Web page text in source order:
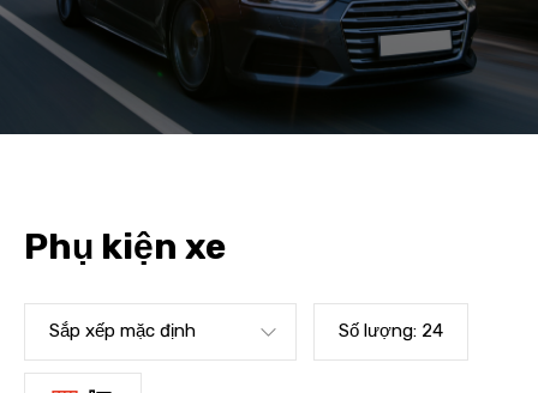
Phụ kiện xe
Sắp xếp mặc định Số lượng: 24